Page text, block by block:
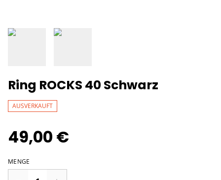
Ring ROCKS 40 Schwarz
AUSVERKAUFT
49,00 €
MENGE